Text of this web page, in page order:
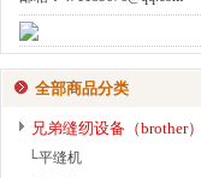
全部商品分类
兄弟缝纫设备（brother）
└平缝机